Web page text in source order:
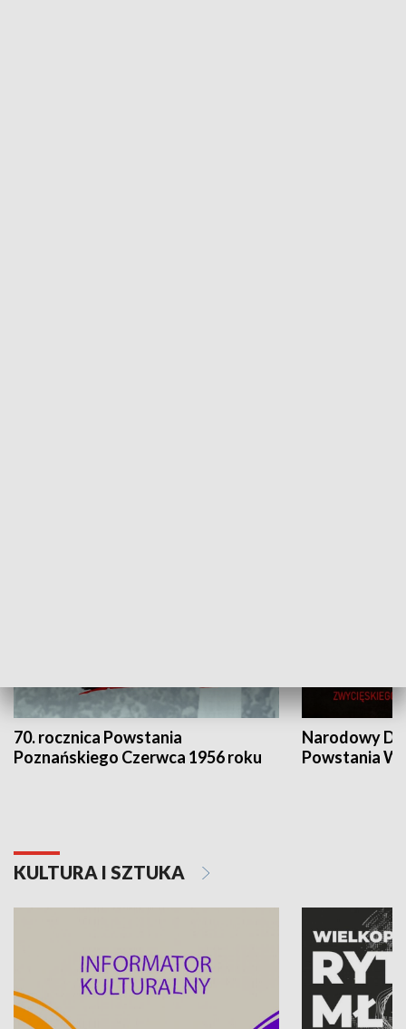
70. rocznica Powstania
Poznańskiego Czerwca 1956 roku
Narodowy
Powstania
KULTURA I SZTUKA